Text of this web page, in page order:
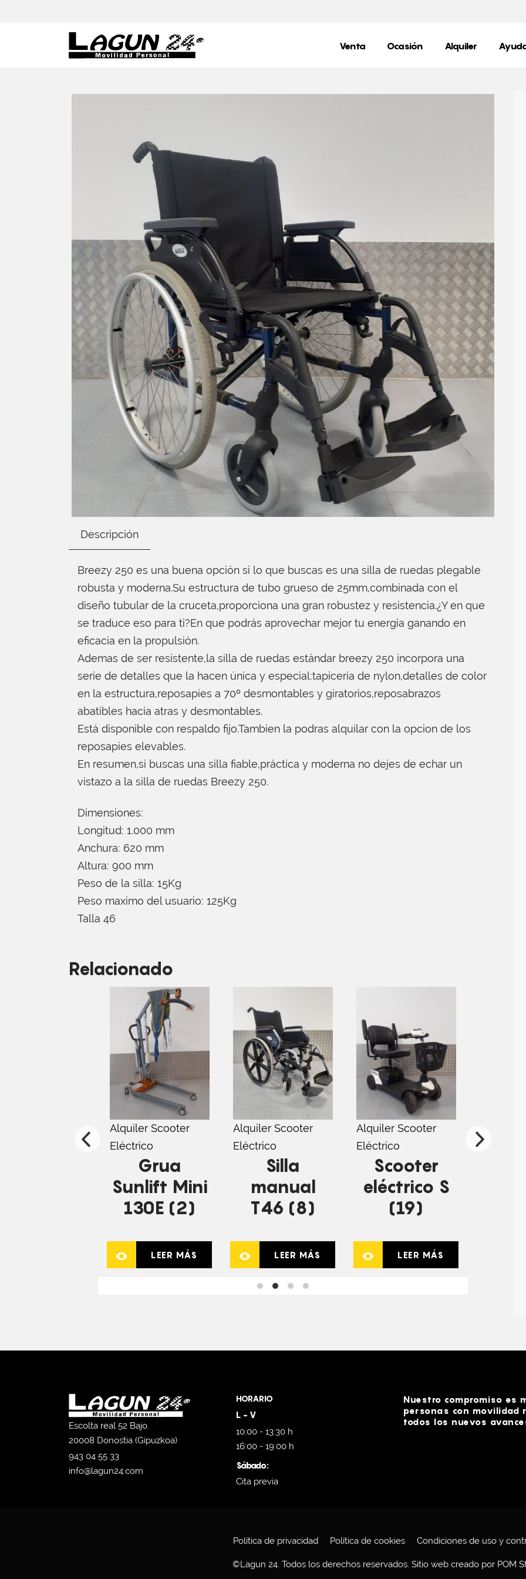
Venta Ocasión Alquiler
Descripción
Breezy 250 es una buena opción si lo que buscas es una silla de ruedas plegable
robusta y moderna.Su estructura de tubo grueso de 25mm,combinada con el
diseño tubular de la cruceta,proporciona una gran robustez y resistencia.¿Y en que
se traduce eso para ti?En que podrás aprovechar mejor tu energia ganando en
eficacia en la propulsión.
Ademas de ser resistente,la silla de ruedas estándar breezy 250 incorpora una
serie de detalles que la hacen única y especial:tapicería de nylon,detalles de color
en la estructura,reposapies a 70º desmontables y giratorios,reposabrazos
abatibles hacia atras y desmontables.
Está disponible con respaldo fijo.Tambien la podras alquilar con la opcion de los
reposapies elevables.
En resumen,si buscas una silla fiable,práctica y moderna no dejes de echar un
vistazo a la silla de ruedas Breezy 250.
Dimensiones:
Longitud: 1.000 mm
Anchura: 620 mm
Altura: 900 mm
Peso de la silla: 15Kg
Peso maximo del usuario: 125Kg
Talla 46
Relacionado
Eléctrico
Alquiler Scooter
Eléctrico
Grua
Sunlift Mini
130E (2)
LEER MÁS
Alquiler Scooter
Eléctrico
Silla
manual
T46 (8)
LEER MÁS
Alquiler Scooter
Eléctrico
Scooter
eléctrico S
(19)
LEER MÁS
Escolta real 52 Bajo.
20008 Donostia (Gipuzkoa)
943 04 55 33
info@lagun24.com
HORARIO
L - V
10:00 - 13:30 h
16:00 - 19:00 h
Sábado:
Cita previa
Nuestro compromiso es
personas con movilidad
todos los nuevos
Política de privacidad Política de cookies Condiciones de uso y
©Lagun 24. Todos los derechos reservados. Sitio web creado por POM